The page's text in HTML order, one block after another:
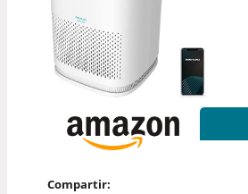
Compartir: